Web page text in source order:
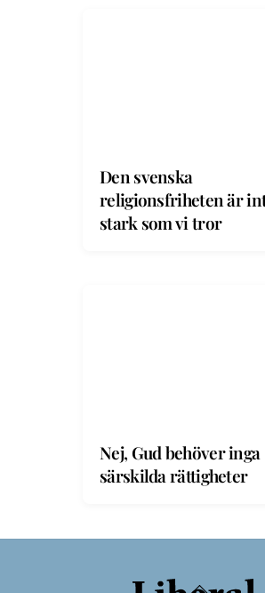
Den svenska
religionsfriheten är
stark som vi tror
Nej, Gud behöver inga
särskilda rättigheter
Back